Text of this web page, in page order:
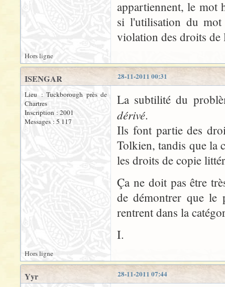
appartiennent, le mot
si l'utilisation du mot
violation des droits de
Hors ligne
28-11-2011 00:31
ISENGAR
Lieu : Tuckborough près de
Chartres
Inscription : 2001
Messages : 5 117
La subtilité du
dérivé.
Ils font partie des
Tolkien, tandis que la
les droits de copie
Ça ne doit pas être
de démontrer que le
rentrent dans la
I.
Hors ligne
28-11-2011 07:44
Yyr